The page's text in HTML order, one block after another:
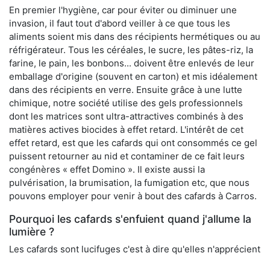
En premier l'hygiène, car pour éviter ou diminuer une
invasion, il faut tout d'abord veiller à ce que tous les
aliments soient mis dans des récipients hermétiques ou au
réfrigérateur. Tous les céréales, le sucre, les pâtes-riz, la
farine, le pain, les bonbons... doivent être enlevés de leur
emballage d'origine (souvent en carton) et mis idéalement
dans des récipients en verre. Ensuite grâce à une lutte
chimique, notre société utilise des gels professionnels
dont les matrices sont ultra-attractives combinés à des
matières actives biocides à effet retard. L'intérêt de cet
effet retard, est que les cafards qui ont consommés ce gel
puissent retourner au nid et contaminer de ce fait leurs
congénères « effet Domino ». Il existe aussi la
pulvérisation, la brumisation, la fumigation etc, que nous
pouvons employer pour venir à bout des cafards à Carros.
Pourquoi les cafards s'enfuient quand j'allume la
lumière ?
Les cafards sont lucifuges c'est à dire qu'elles n'apprécient